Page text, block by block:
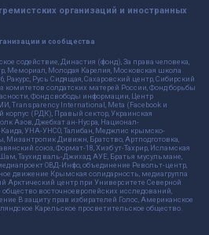
организаций и иностранных
и сообщества
содействие, Династия (фонд), За права человека,
Мемориал, Молодая Карелия, Московская школа
Ракурс, Русь Сидящая, Сахаровский центр, Сибирский
комитетов солдатских матерей России, Фонд борьбы
Фонд свободы информации, Центр
Transparency International, Meta (Facebook и
корпус (РДК), Правый сектор, Украинская
Азов, Джебхат ан-Нусра, Национал-
УНА-УНСО, Талибан, Меджлис крымско-
Мизантропик Дивижн, Братство, Артподготовка,
союз, Формат-18, Хизб ут-Тахрир, Исламская
Таухид валь-Джихад, АУЕ, Братья мусульмане,
ОВД-Инфо, объединение Револьт-центр,
движение Крымская солидарность, медиагруппа
Арктический центр при Университете Северной
восточноевропейских исследований,
В защиту прав избирателей Голос, Американское
Карельское просветительское общество.